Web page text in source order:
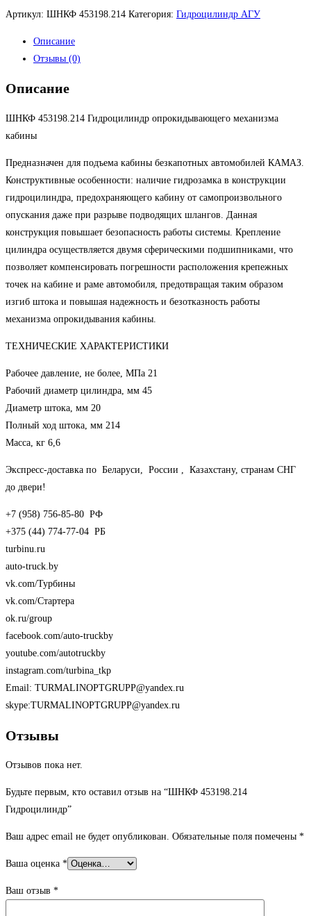
Артикул: ШНКФ 453198.214 Категория: Гидроцилиндр АГУ
Описание
Отзывы (0)
Описание
ШНКФ 453198.214 Гидроцилиндр опрокидывающего механизма
кабины
Предназначен для подъема кабины безкапотных автомобилей КАМАЗ.
Конструктивные особенности: наличие гидрозамка в конструкции
гидроцилиндра, предохраняющего кабину от самопроизвольного
опускания даже при разрыве подводящих шлангов. Данная
конструкция повышает безопасность работы системы. Крепление
цилиндра осуществляется двумя сферическими подшипниками, что
позволяет компенсировать погрешности расположения крепежных
точек на кабине и раме автомобиля, предотвращая таким образом
изгиб штока и повышая надежность и безотказность работы
механизма опрокидывания кабины.
ТЕХНИЧЕСКИЕ ХАРАКТЕРИСТИКИ
Рабочее давление, не более, МПа 21
Рабочий диаметр цилиндра, мм 45
Диаметр штока, мм 20
Полный ход штока, мм 214
Масса, кг 6,6
Экспресс-доставка по Беларуси, России , Казахстану, странам СНГ
до двери!
+7 (958) 756-85-80 РФ
+375 (44) 774-77-04 РБ
turbinu.ru
auto-truck.by
vk.com/Турбины
vk.com/Стартера
ok.ru/group
facebook.com/auto-truckby
youtube.com/autotruckby
instagram.com/turbina_tkp
Email: TURMALINOPTGRUPP@yandex.ru
skype:TURMALINOPTGRUPP@yandex.ru
Отзывы
Отзывов пока нет.
Будьте первым, кто оставил отзыв на “ШНКФ 453198.214
Гидроцилиндр”
Ваш адрес email не будет опубликован. Обязательные поля помечены *
Ваша оценка *
Ваш отзыв *